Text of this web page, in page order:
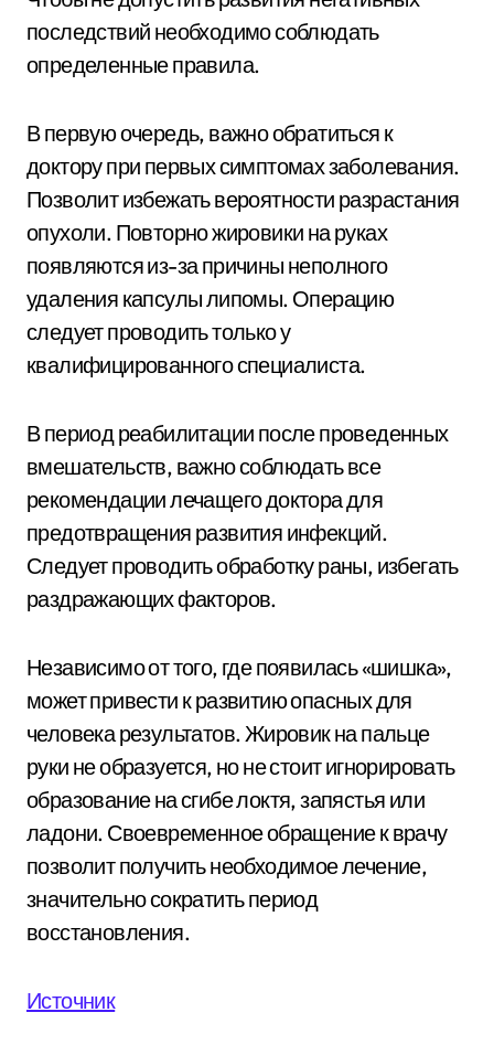
последствий необходимо соблюдать
определенные правила.
В первую очередь, важно обратиться к
доктору при первых симптомах заболевания.
Позволит избежать вероятности разрастания
опухоли. Повторно жировики на руках
появляются из-за причины неполного
удаления капсулы липомы. Операцию
следует проводить только у
квалифицированного специалиста.
В период реабилитации после проведенных
вмешательств, важно соблюдать все
рекомендации лечащего доктора для
предотвращения развития инфекций.
Следует проводить обработку раны, избегать
раздражающих факторов.
Независимо от того, где появилась «шишка»,
может привести к развитию опасных для
человека результатов. Жировик на пальце
руки не образуется, но не стоит игнорировать
образование на сгибе локтя, запястья или
ладони. Своевременное обращение к врачу
позволит получить необходимое лечение,
значительно сократить период
восстановления.
Источник